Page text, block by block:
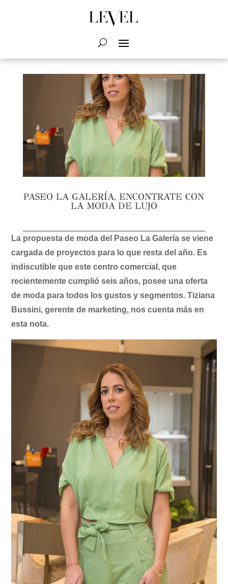
PASEO LA GALERÍA, ENCONTRATE CON
LA MODA DE LUJO
La propuesta de moda del Paseo La Galería se viene
cargada de proyectos para lo que resta del año. Es
indiscutible que este centro comercial, que
recientemente cumplió seis años, posee una oferta
de moda para todos los gustos y segmentos. Tiziana
Bussini, gerente de marketing, nos cuenta más en
esta nota.